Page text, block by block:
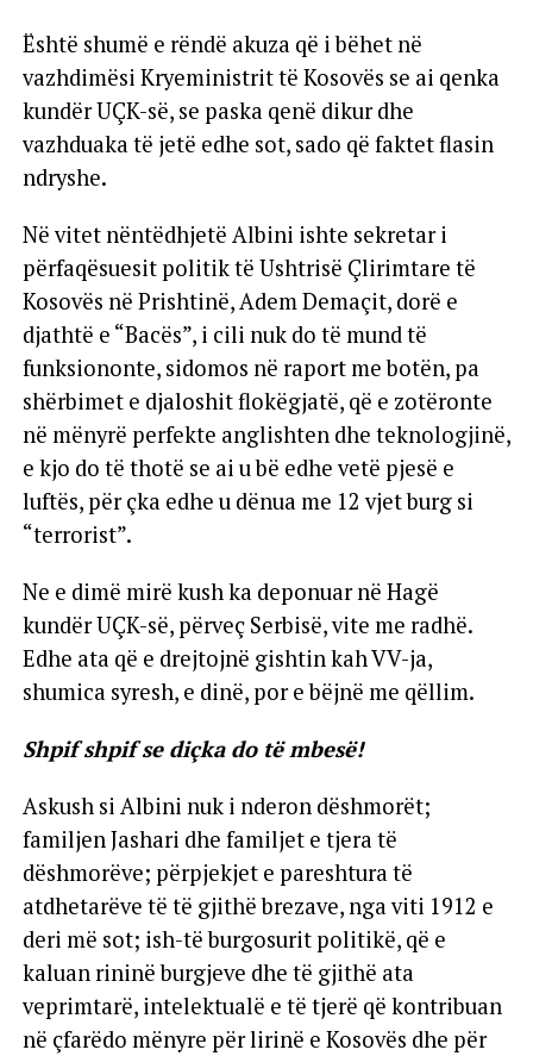
Është shumë e rëndë akuza që i bëhet në
vazhdimësi Kryeministrit të Kosovës se ai qenka
kundër UÇK-së, se paska qenë dikur dhe
vazhduaka të jetë edhe sot, sado që faktet flasin
ndryshe.
Në vitet nëntëdhjetë Albini ishte sekretar i
përfaqësuesit politik të Ushtrisë Çlirimtare të
Kosovës në Prishtinë, Adem Demaçit, dorë e
djathtë e “Bacës”, i cili nuk do të mund të
funksiononte, sidomos në raport me botën, pa
shërbimet e djaloshit flokëgjatë, që e zotëronte
në mënyrë perfekte anglishten dhe teknologjinë,
e kjo do të thotë se ai u bë edhe vetë pjesë e
luftës, për çka edhe u dënua me 12 vjet burg si
“terrorist”.
Ne e dimë mirë kush ka deponuar në Hagë
kundër UÇK-së, përveç Serbisë, vite me radhë.
Edhe ata që e drejtojnë gishtin kah VV-ja,
shumica syresh, e dinë, por e bëjnë me qëllim.
Shpif shpif se diçka do të mbesë!
Askush si Albini nuk i nderon dëshmorët;
familjen Jashari dhe familjet e tjera të
dëshmorëve; përpjekjet e pareshtura të
atdhetarëve të të gjithë brezave, nga viti 1912 e
deri më sot; ish-të burgosurit politikë, që e
kaluan rininë burgjeve dhe të gjithë ata
veprimtarë, intelektualë e të tjerë që kontribuan
në çfarëdo mënyre për lirinë e Kosovës dhe për